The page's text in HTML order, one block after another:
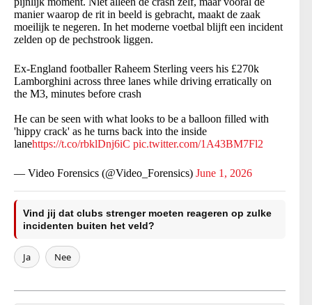
manier waarop de rit in beeld is gebracht, maakt de zaak
moeilijk te negeren. In het moderne voetbal blijft een incident
zelden op de pechstrook liggen.
Ex-England footballer Raheem Sterling veers his £270k
Lamborghini across three lanes while driving erratically on
the M3, minutes before crash
He can be seen with what looks to be a balloon filled with
'hippy crack' as he turns back into the inside
lanehttps://t.co/rbklDnj6iC pic.twitter.com/1A43BM7Fl2
— Video Forensics (@Video_Forensics) June 1, 2026
Vind jij dat clubs strenger moeten reageren op zulke
incidenten buiten het veld?
Ja Nee